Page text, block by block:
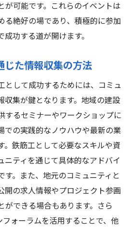
が可能です。これらのイベントは
る絶好の場であり、積極的に参加
功する道が開けます。
じた情報収集の方法
として成功するためには、コミュ
収集が鍵となります。地域の建設
するセミナーやワークショップに
での実践的なノウハウや最新の業
。鉄筋工として必要なスキルや資
ニティを通じて具体的なアドバイ
す。また、地元のコミュニティと
開の求人情報やプロジェクト参画
ができる場合もあります。さら
フォーラムを活用することで、他